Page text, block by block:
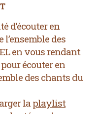
d’écouter en
des
en vous rendant
pour écouter en
des chants du
la playlist